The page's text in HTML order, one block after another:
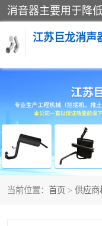
江苏巨龙消声
当前位置： 首页 > 供应商
消声器